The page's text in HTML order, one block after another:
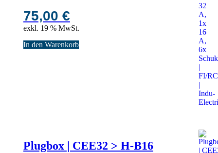
75,00 €
exkl. 19 % MwSt.
In den Warenkorb
Plugbox | CEE32 > H-B16